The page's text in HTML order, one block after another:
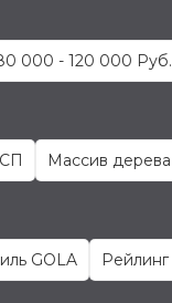
000 - 120 000 Руб.
Массив дерева
GOLA Рейлинг